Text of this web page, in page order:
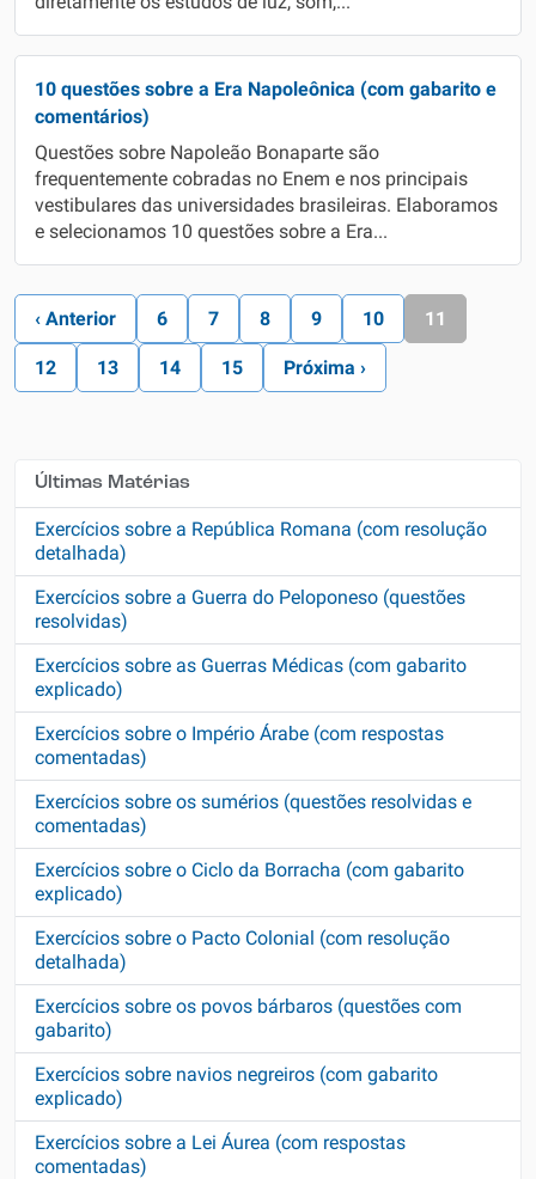
10 questões sobre a Era Napoleônica (com gabarito e
comentários)
Questões sobre Napoleão Bonaparte são
frequentemente cobradas no Enem e nos principais
vestibulares das universidades brasileiras. Elaboramos
e selecionamos 10 questões sobre a Era...
‹ Anterior 6 7 8 9 10 11
12 13 14 15 Próxima ›
Últimas Matérias
Exercícios sobre a República Romana (com resolução
detalhada)
Exercícios sobre a Guerra do Peloponeso (questões
resolvidas)
Exercícios sobre as Guerras Médicas (com gabarito
explicado)
Exercícios sobre o Império Árabe (com respostas
comentadas)
Exercícios sobre os sumérios (questões resolvidas e
comentadas)
Exercícios sobre o Ciclo da Borracha (com gabarito
explicado)
Exercícios sobre o Pacto Colonial (com resolução
detalhada)
Exercícios sobre os povos bárbaros (questões com
gabarito)
Exercícios sobre navios negreiros (com gabarito
explicado)
Exercícios sobre a Lei Áurea (com respostas
comentadas)